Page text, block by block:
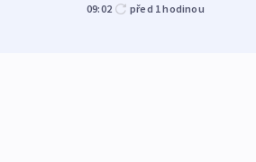
09:02 před 1hodinou